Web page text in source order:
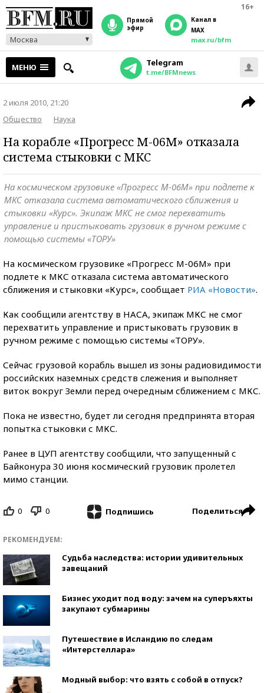
16+
Москва
прямой
эфир
Канал в
MAX
max.ru/bfm
МЕНЮ Telegram
t.me/BFMnews
2 июля 2010, 21:20
Общество
Наука
На корабле «Прогресс М-06М» отказала
система стыковки с МКС
На космическом грузовике «Прогресс М-06М» при подлете к
МКС отказала система автоматического сближения и
стыковки «Курс». Экипаж МКС не смог перехватить
управление и пристыковать грузовик в ручном режиме с
помощью системы «ТОРУ»
На космическом грузовике «Прогресс М-06М» при
подлете к МКС отказала система автоматического
сближения и стыковки «Курс», сообщает РИА «Новости».
Как сообщили агентству в НАСА, экипаж МКС не смог
перехватить управление и пристыковать грузовик в
ручном режиме с помощью системы «ТОРУ».
Сейчас грузовой корабль вышел из зоны радиовидимости
российских наземных средств слежения и выполняет
виток вокруг Земли перед очередным сближением с МКС.
Пока не известно, будет ли сегодня предпринята вторая
попытка стыковки с МКС.
Ранее в ЦУП агентству сообщили, что запущенный с
Байконура 30 июня космический грузовик пролетел
мимо станции.
0 0 Подпишись Поделиться
РЕКОМЕНДУЕМ:
Судьба наследства: истории удивительных
завещаний
Бизнес уходит под воду: зачем на суперъяхты
закупают субмарины
Путешествие в Исландию по следам
«Интерстеллара»
Модный выбор: что взять с собой в отпуск?